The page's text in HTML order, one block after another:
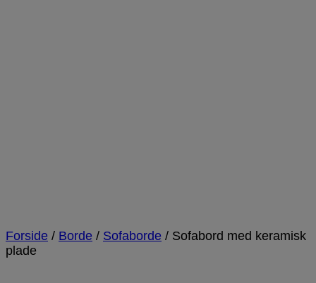
Forside / Borde / Sofaborde / Sofabord med keramisk
plade